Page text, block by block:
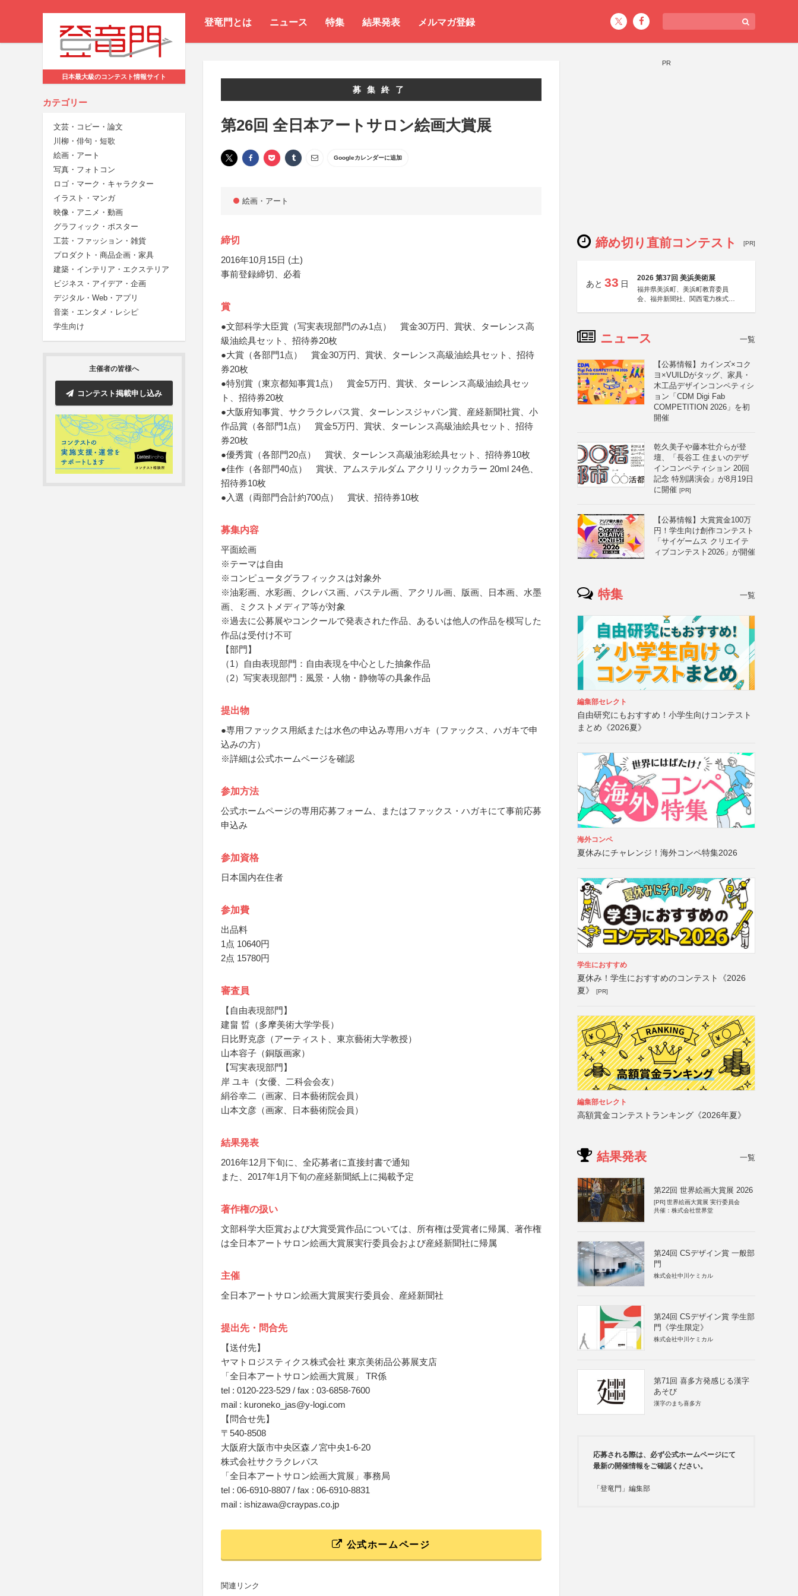
登竜門とは ニュース 特集 結果発表 メルマガ登録
日本最大級のコンテスト情報サイト
カテゴリー
文芸・コピー・論文
川柳・俳句・短歌
絵画・アート
写真・フォトコン
ロゴ・マーク・キャラクター
イラスト・マンガ
映像・アニメ・動画
グラフィック・ポスター
工芸・ファッション・雑貨
プロダクト・商品企画・家具
建築・インテリア・エクステリア
ビジネス・アイデア・企画
デジタル・Web・アプリ
音楽・エンタメ・レシピ
学生向け
主催者の皆様へ
コンテスト掲載申し込み
募集終了
第26回 全日本アートサロン絵画大賞展
Googleカレンダーに追加
絵画・アート
締切
2016年10月15日 (土)
事前登録締切、必着
賞
●文部科学大臣賞（写実表現部門のみ1点） 賞金30万円、賞状、ターレンス高
級油絵具セット、招待券20枚
●大賞（各部門1点） 賞金30万円、賞状、ターレンス高級油絵具セット、招待
券20枚
●特別賞（東京都知事賞1点） 賞金5万円、賞状、ターレンス高級油絵具セッ
ト、招待券20枚
●大阪府知事賞、サクラクレパス賞、ターレンスジャパン賞、産経新聞社賞、小
作品賞（各部門1点） 賞金5万円、賞状、ターレンス高級油絵具セット、招待
券20枚
●優秀賞（各部門20点） 賞状、ターレンス高級油彩絵具セット、招待券10枚
●佳作（各部門40点） 賞状、アムステルダム アクリリックカラー 20ml 24色、
招待券10枚
●入選（両部門合計約700点） 賞状、招待券10枚
募集内容
平面絵画
※テーマは自由
※コンピュータグラフィックスは対象外
※油彩画、水彩画、クレパス画、パステル画、アクリル画、版画、日本画、水墨
画、ミクストメディア等が対象
※過去に公募展やコンクールで発表された作品、あるいは他人の作品を模写した
作品は受付け不可
【部門】
（1）自由表現部門：自由表現を中心とした抽象作品
（2）写実表現部門：風景・人物・静物等の具象作品
提出物
●専用ファックス用紙または水色の申込み専用ハガキ（ファックス、ハガキで申
込みの方）
※詳細は公式ホームページを確認
参加方法
公式ホームページの専用応募フォーム、またはファックス・ハガキにて事前応募
申込み
参加資格
日本国内在住者
参加費
出品料
1点 10640円
2点 15780円
審査員
【自由表現部門】
建畠 晢（多摩美術大学学長）
日比野克彦（アーティスト、東京藝術大学教授）
山本容子（銅版画家）
【写実表現部門】
岸 ユキ（女優、二科会会友）
絹谷幸二（画家、日本藝術院会員）
山本文彦（画家、日本藝術院会員）
結果発表
2016年12月下旬に、全応募者に直接封書で通知
また、2017年1月下旬の産経新聞紙上に掲載予定
著作権の扱い
文部科学大臣賞および大賞受賞作品については、所有権は受賞者に帰属、著作権
は全日本アートサロン絵画大賞展実行委員会および産経新聞社に帰属
主催
全日本アートサロン絵画大賞展実行委員会、産経新聞社
提出先・問合先
【送付先】
ヤマトロジスティクス株式会社 東京美術品公募展支店
「全日本アートサロン絵画大賞展」 TR係
tel : 0120-223-529 / fax : 03-6858-7600
mail : kuroneko_jas@y-logi.com
【問合せ先】
〒540-8508
大阪府大阪市中央区森ノ宮中央1-6-20
株式会社サクラクレパス
「全日本アートサロン絵画大賞展」事務局
tel : 06-6910-8807 / fax : 06-6910-8831
mail : ishizawa@craypas.co.jp
公式ホームページ
関連リンク
PR
締め切り直前コンテスト [PR]
あと 33 日
2026 第37回 美浜美術展
福井県美浜町、美浜町教育委員
会、福井新聞社、関西電力株式会
ニュース 一覧
【公募情報】カインズ×コク
ヨ×VUILDがタッグ、家具・
木工品デザインコンペティシ
ョン「CDM Digi Fab
COMPETITION 2026」を初
開催
乾久美子や藤本壮介らが登
壇、「長谷工 住まいのデザ
インコンペティション 20回
記念 特別講演会」が8月19日
に開催 [PR]
【公募情報】大賞賞金100万
円！学生向け創作コンテスト
「サイゲームス クリエイテ
ィブコンテスト2026」が開催
特集 一覧
編集部セレクト
自由研究にもおすすめ！小学生向けコンテスト
まとめ《2026夏》
海外コンペ
夏休みにチャレンジ！海外コンペ特集2026
学生におすすめ
夏休み！学生におすすめのコンテスト《2026
夏》
[PR]
編集部セレクト
高額賞金コンテストランキング《2026年夏》
結果発表 一覧
第22回 世界絵画大賞展 2026
[PR] 世界絵画大賞展 実行委員会
共催：株式会社世界堂
第24回 CSデザイン賞 一般部
門
株式会社中川ケミカル
第24回 CSデザイン賞 学生部
門《学生限定》
株式会社中川ケミカル
第71回 喜多方発感じる漢字
あそび
漢字のまち喜多方
応募される際は、必ず公式ホームページにて
最新の開催情報をご確認ください。
「登竜門」編集部